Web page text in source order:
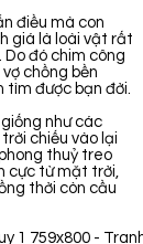
điều mà con
giá là loài vật rất
Do đó chim công
chồng bền
tìm được bạn đời.
như các
chiếu vào lại
thuỷ treo
cực từ mặt trời,
thời còn cầu